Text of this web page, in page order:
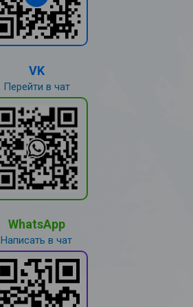
VK
Перейти в чат
WhatsApp
Написать в чат